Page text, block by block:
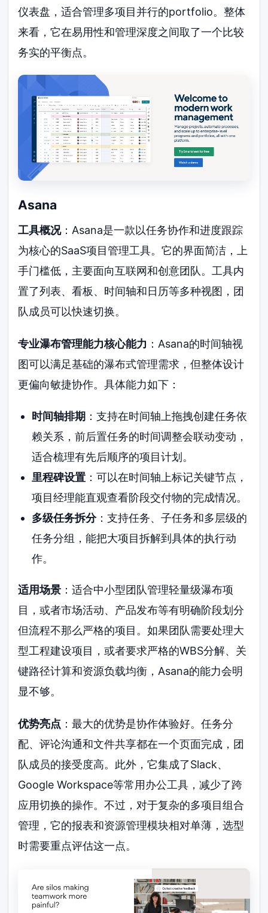
仪表盘，适合管理多项目并行的portfolio。整体
来看，它在易用性和管理深度之间取了一个比较
务实的平衡点。
Asana
工具概况：Asana是一款以任务协作和进度跟踪
为核心的SaaS项目管理工具。它的界面简洁，上
手门槛低，主要面向互联网和创意团队。工具内
置了列表、看板、时间轴和日历等多种视图，团
队成员可以快速切换。
专业瀑布管理能力核心能力 ：Asana的时间轴视
图可以满足基础的瀑布式管理需求，但整体设计
更偏向敏捷协作。具体能力如下：
时间轴排期 ：支持在时间轴上拖拽创建任务依
赖关系，前后置任务的时间调整会联动变动，
适合梳理有先后顺序的项目计划。
里程碑设置：可以在时间轴上标记关键节点，
项目经理能直观查看阶段交付物的完成情况。
多级任务拆分：支持任务、子任务和多层级的
任务分组，能把大项目拆解到具体的执行动
作。
适用场景 ：适合中小型团队管理轻量级瀑布项
目，或者市场活动、产品发布等有明确阶段划分
但流程不那么严格的项目。如果团队需要处理大
型工程建设项目，或者要求严格的WBS分解、关
键路径计算和资源负载均衡，Asana的能力会明
显不够。
优势亮点 ：最大的优势是协作体验好。任务分
配、评论沟通和文件共享都在一个页面完成，团
队成员的接受度高。此外，它集成了Slack、
Google Workspace等常用办公工具，减少了跨
应用切换的操作。不过，对于复杂的多项目组合
管理，它的报表和资源管理模块相对单薄，选型
时需要重点评估这一点。